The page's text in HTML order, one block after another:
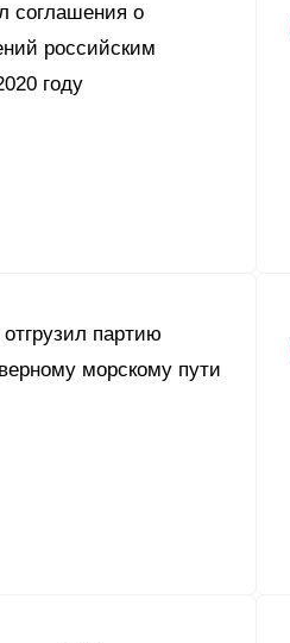
соглашения о
российским
году
партию
морскому пути